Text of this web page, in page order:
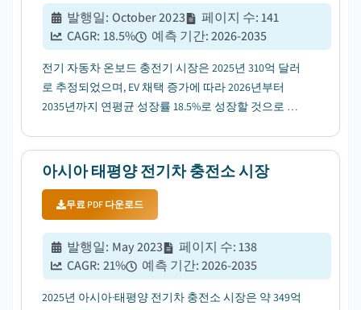
발행일: October 2023 페이지 수:141
CAGR: 18.5% 예측 기간:2026-2035
전기 자동차 온보드 충전기 시장은 2025년 310억 달러
로 추정되었으며, EV 채택 증가에 따라 2026년부터
2035년까지 연평균 성장률 18.5%로 성장할 것으로 예
아시아 태평양 전기차 충전소 시장
무료 PDF 다운로드
발행일: May 2023 페이지 수:138
CAGR: 21% 예측 기간:2026-2035
2025년 아시아·태평양 전기차 충전소 시장은 약 349억